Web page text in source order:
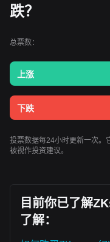
跌？
总票数：
上涨
下跌
投票数据每24小时更新一次。
被视作投资建议。
目前你已了解
了解：